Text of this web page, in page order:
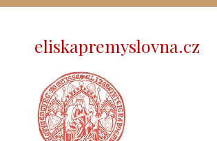
eliskapremyslovna.cz